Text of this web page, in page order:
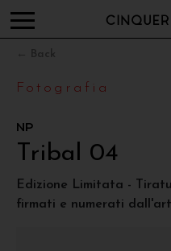
Fotografia
NP
Tribal 04
Edizione Limitata -
firmati e numerati